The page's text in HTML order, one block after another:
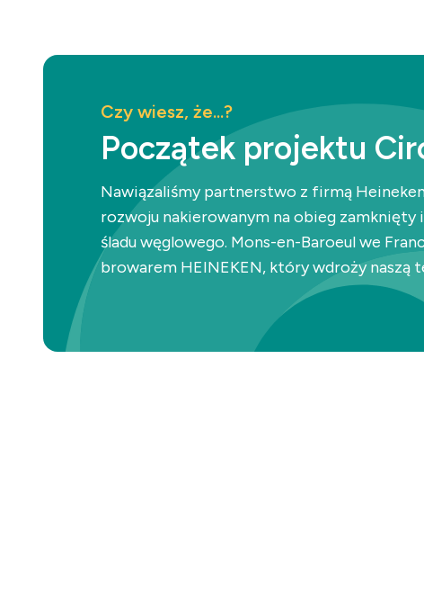
Czy wiesz, że...?
Początek projektu
Nawiązaliśmy partnerstwo z firmą
rozwoju nakierowanym na obieg zamknięty
śladu węglowego. Mons-en-Baroeul we
browarem HEINEKEN, który wdroży naszą